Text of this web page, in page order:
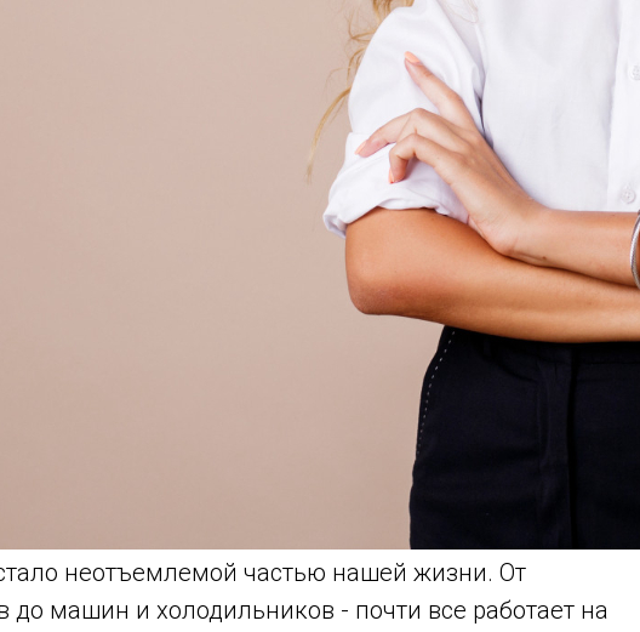
неотъемлемой частью нашей жизни. От
до машин и холодильников - почти все работает на